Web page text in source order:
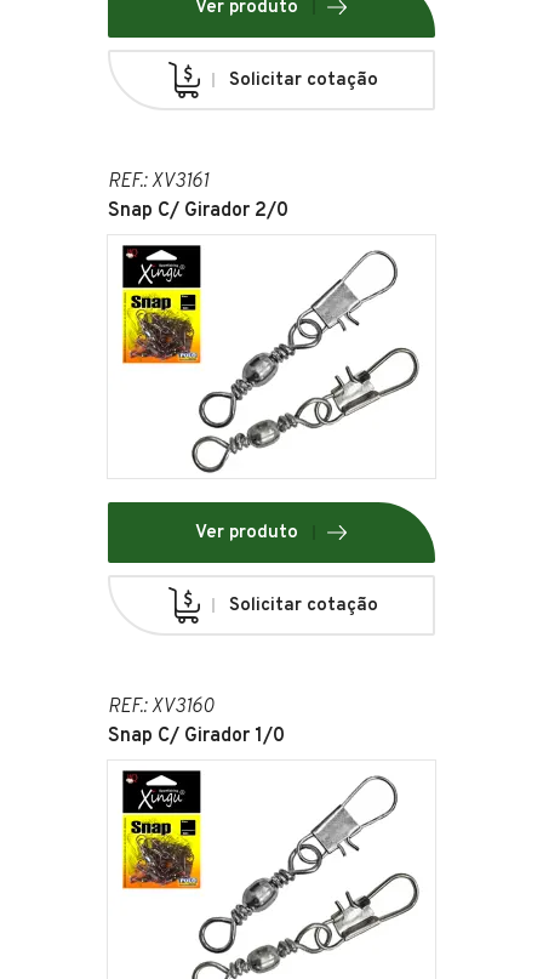
Ver produto
Solicitar cotação
REF.: XV3161
Snap C/ Girador 2/0
Ver produto
Solicitar cotação
REF.: XV3160
Snap C/ Girador 1/0